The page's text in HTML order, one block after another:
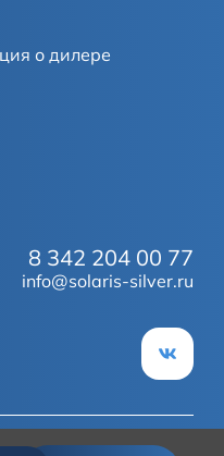
о дилере
8 342 204 00 77
info@solaris-silver.ru